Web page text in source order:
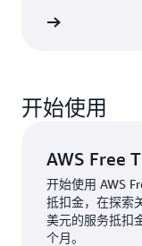
开始使用
AWS Free
开始使用 AWS
抵扣金，在探索
美元的服务抵扣
个月。